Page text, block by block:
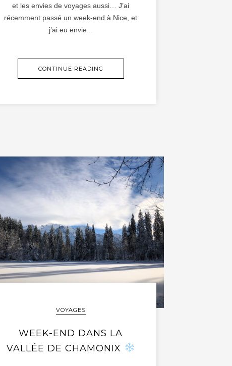
et les envies de voyages aussi… J’ai
récemment passé un week-end à Nice, et
j’ai eu envie...
CONTINUE READING
VOYAGES
WEEK-END DANS LA
VALLÉE DE CHAMONIX